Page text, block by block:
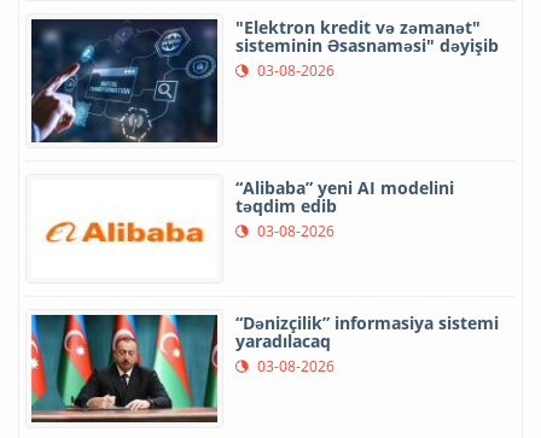
"Elektron kredit və zəmanət"
sisteminin Əsasnaməsi" dəyişib
03-08-2026
“Alibaba” yeni AI modelini
təqdim edib
03-08-2026
“Dənizçilik” informasiya sistemi
yaradılacaq
03-08-2026